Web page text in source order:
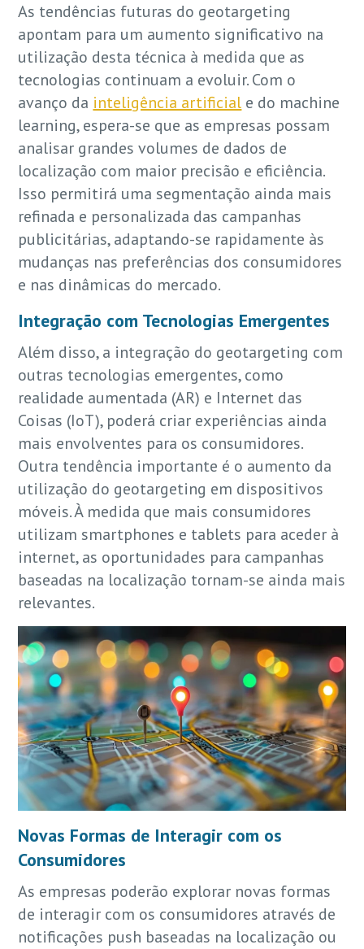
As tendências futuras do geotargeting
apontam para um aumento significativo na
utilização desta técnica à medida que as
tecnologias continuam a evoluir. Com o
avanço da inteligência artificial e do machine
learning, espera-se que as empresas possam
analisar grandes volumes de dados de
localização com maior precisão e eficiência.
Isso permitirá uma segmentação ainda mais
refinada e personalizada das campanhas
publicitárias, adaptando-se rapidamente às
mudanças nas preferências dos consumidores
e nas dinâmicas do mercado.
Integração com Tecnologias Emergentes
Além disso, a integração do geotargeting com
outras tecnologias emergentes, como
realidade aumentada (AR) e Internet das
Coisas (IoT), poderá criar experiências ainda
mais envolventes para os consumidores.
Outra tendência importante é o aumento da
utilização do geotargeting em dispositivos
móveis. À medida que mais consumidores
utilizam smartphones e tablets para aceder à
internet, as oportunidades para campanhas
baseadas na localização tornam-se ainda mais
relevantes.
Novas Formas de Interagir com os
Consumidores
As empresas poderão explorar novas formas
de interagir com os consumidores através de
notificações push baseadas na localização ou